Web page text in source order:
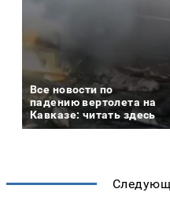
Все новости по
падению вертолета на
Кавказе: читать здесь